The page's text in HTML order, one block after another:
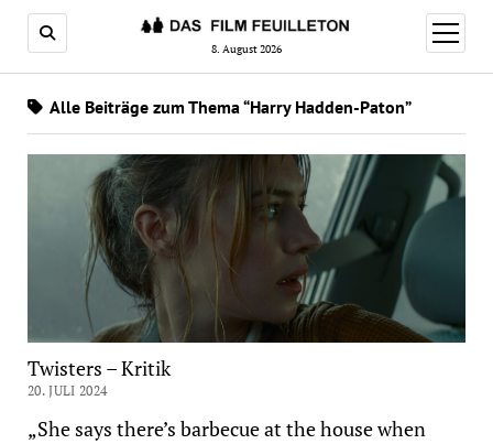
8. August 2026
Menü
öffnen
Alle Beiträge zum Thema “Harry Hadden-Paton”
Twisters – Kritik
20. JULI 2024
„She says there’s barbecue at the house when